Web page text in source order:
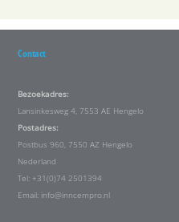
Contact
Bezoekadres:
Lansinkesweg 4, 7553 AE Hengelo
Postadres:
Postbus 960, 7550 AZ Hengelo
Nederland
Tel: +31(0)74 2501394
Email: info@inncempro.nl